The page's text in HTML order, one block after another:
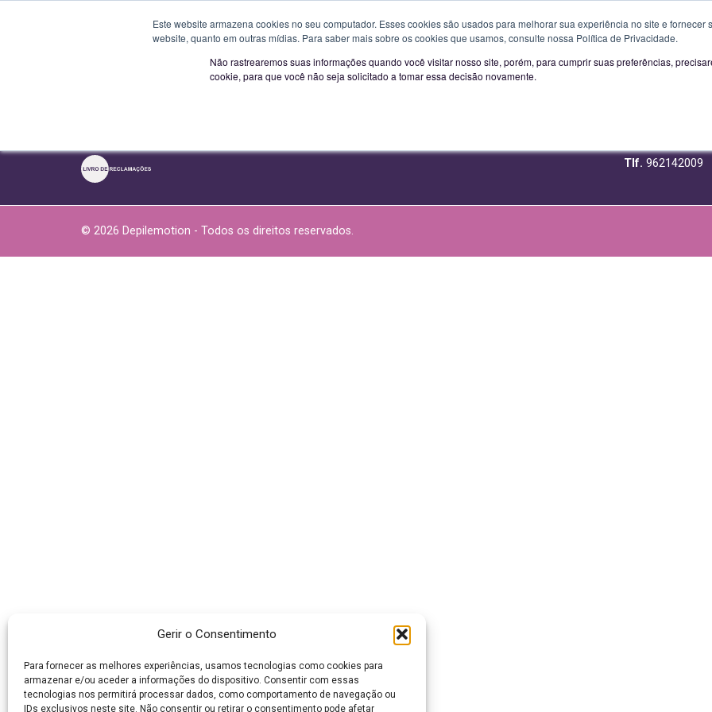
Este website armazena cookies no seu computador. Esses cookies são usados ​​para melhorar sua experiência no site e
website, quanto em outras mídias. Para saber mais sobre os cookies que usamos, consulte nossa Política de Privacidade.
Não rastrearemos suas informações quando você visitar nosso site, porém, para cumprir suas preferências,
cookie, para que você não seja solicitado a tomar essa decisão novamente.
Gerir o Consentimento
Para fornecer as melhores experiências, usamos tecnologias como cookies para
armazenar e/ou aceder a informações do dispositivo. Consentir com essas
tecnologias nos permitirá processar dados, como comportamento de navegação ou
IDs exclusivos neste site. Não consentir ou retirar o consentimento pode afetar
EQUIPAMENTOS DE LASER LINHA
SUBSCREVA A NOSSA NEWSLETTER LIGUE
PORTO
R. Delfim Ferreira
Tlf. 962142009
© 2026 Depilemotion - Todos os direitos reservados.